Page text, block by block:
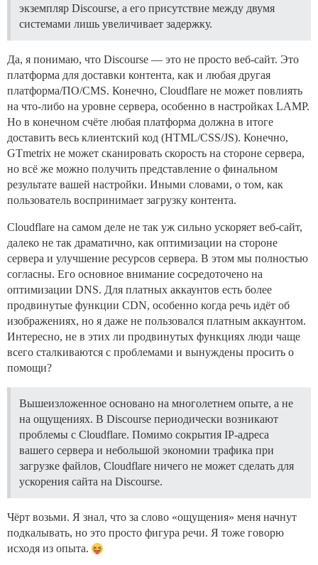
экземпляр Discourse, а его присутствие между двумя
системами лишь увеличивает задержку.
Да, я понимаю, что Discourse — это не просто веб-сайт. Это
платформа для доставки контента, как и любая другая
платформа/ПО/CMS. Конечно, Cloudflare не может повлиять
на что-либо на уровне сервера, особенно в настройках LAMP.
Но в конечном счёте любая платформа должна в итоге
доставить весь клиентский код (HTML/CSS/JS). Конечно,
GTmetrix не может сканировать скорость на стороне сервера,
но всё же можно получить представление о финальном
результате вашей настройки. Иными словами, о том, как
пользователь воспринимает загрузку контента.
Cloudflare на самом деле не так уж сильно ускоряет веб-сайт,
далеко не так драматично, как оптимизации на стороне
сервера и улучшение ресурсов сервера. В этом мы полностью
согласны. Его основное внимание сосредоточено на
оптимизации DNS. Для платных аккаунтов есть более
продвинутые функции CDN, особенно когда речь идёт об
изображениях, но я даже не пользовался платным аккаунтом.
Интересно, не в этих ли продвинутых функциях люди чаще
всего сталкиваются с проблемами и вынуждены просить о
помощи?
Вышеизложенное основано на многолетнем опыте, а не
на ощущениях. В Discourse периодически возникают
проблемы с Cloudflare. Помимо сокрытия IP-адреса
вашего сервера и небольшой экономии трафика при
загрузке файлов, Cloudflare ничего не может сделать для
ускорения сайта на Discourse.
Чёрт возьми. Я знал, что за слово «ощущения» меня начнут
подкалывать, но это просто фигура речи. Я тоже говорю
исходя из опыта.